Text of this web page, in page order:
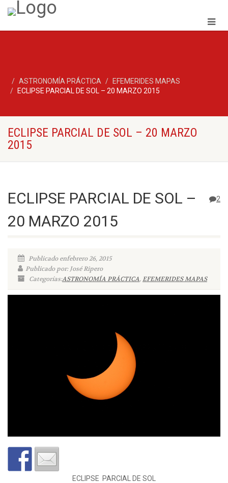
ASTRONOMÍA PRÁCTICA
EFEMERIDES MAPAS
ECLIPSE PARCIAL DE SOL – 20 MARZO 2015
ECLIPSE PARCIAL DE SOL – 20 MARZO
2015
2
ECLIPSE PARCIAL DE SOL –
20 MARZO 2015
Publicado enfebrero 26, 2015
Publicado por: José Ripero
Categorías:ASTRONOMÍA PRÁCTICA,EFEMERIDES MAPAS
ECLIPSE PARCIAL DE SOL